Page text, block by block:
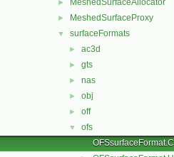
► MeshedSurfaceAllocator
► MeshedSurfaceProxy
▼ surfaceFormats
► ac3d
► gts
► nas
► obj
► off
▼
ofs
OFSsurfaceFormat.C